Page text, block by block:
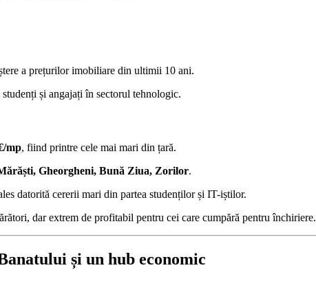
a prețurilor imobiliare din ultimii 10 ani.
și angajați în sectorul tehnologic.
mp, fiind printre cele mai mari din țară.
Gheorgheni, Bună Ziua, Zorilor.
datorită cererii mari din partea studenților și IT-iștilor.
dar extrem de profitabil pentru cei care cumpără pentru închiriere.
și un hub economic